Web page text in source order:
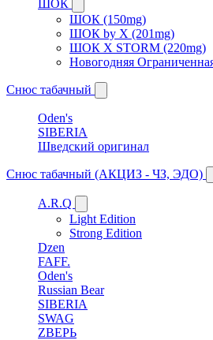
ШОК
ШОК (150mg)
ШОК by X (201mg)
ШОК X STORM (220mg)
Новогодняя
Снюс табачный
Oden's
SIBERIA
Шведский оригинал
Снюс табачный (АКЦИЗ - ЧЗ, ЭДО)
A.R.Q
Light Edition
Strong Edition
Dzen
FAFF.
Oden's
Russian Bear
SIBERIA
SWAG
ZВЕРЬ